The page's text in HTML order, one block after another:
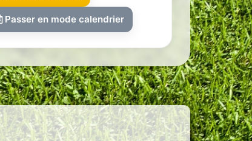
Passer en mode calendrier